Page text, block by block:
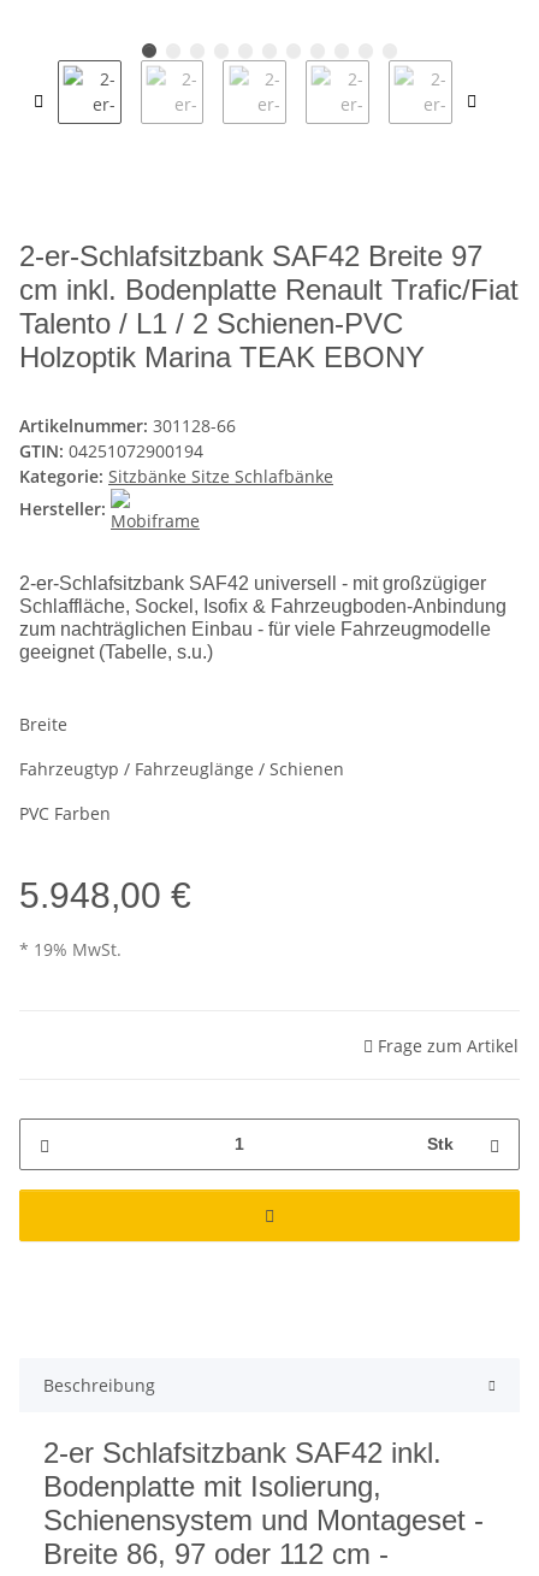
2-er-Schlafsitzbank SAF42 Breite 97
cm inkl. Bodenplatte Renault Trafic/Fiat
Talento / L1 / 2 Schienen-PVC
Holzoptik Marina TEAK EBONY
Artikelnummer: 301128-66
GTIN: 04251072900194
Kategorie: Sitzbänke Sitze Schlafbänke
Hersteller:
2-er-Schlafsitzbank SAF42 universell - mit großzügiger
Schlaffläche, Sockel, Isofix & Fahrzeugboden-Anbindung
zum nachträglichen Einbau - für viele Fahrzeugmodelle
geeignet (Tabelle, s.u.)
Breite
Fahrzeugtyp / Fahrzeuglänge / Schienen
PVC Farben
5.948,00 €
* 19% MwSt.
Frage zum Artikel
Stk
Beschreibung
2-er Schlafsitzbank SAF42 inkl.
Bodenplatte mit Isolierung,
Schienensystem und Montageset -
Breite 86, 97 oder 112 cm -